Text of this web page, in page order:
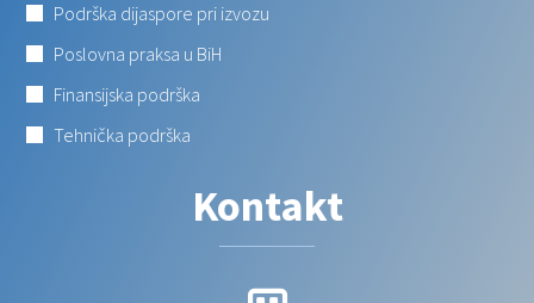
Podrška dijaspore pri izvozu
Poslovna praksa u BiH
Finansijska podrška
Tehnička podrška
Kontakt